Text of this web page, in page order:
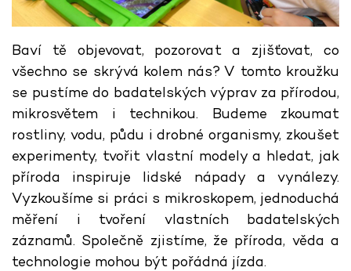
Baví tě objevovat, pozorovat a zjišťovat, co
všechno se skrývá kolem nás? V tomto kroužku
se pustíme do badatelských výprav za přírodou,
mikrosvětem i technikou. Budeme zkoumat
rostliny, vodu, půdu i drobné organismy, zkoušet
experimenty, tvořit vlastní modely a hledat, jak
příroda inspiruje lidské nápady a vynálezy.
Vyzkoušíme si práci s mikroskopem, jednoduchá
měření i tvoření vlastních badatelských
záznamů. Společně zjistíme, že příroda, věda a
technologie mohou být pořádná jízda.